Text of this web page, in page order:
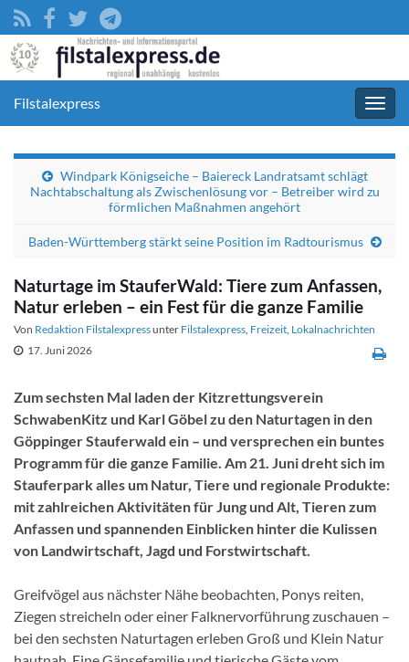
Filstalexpress
Windpark Königseiche – Baiereck Landratsamt schlägt
Nachtabschaltung als Zwischenlösung vor – Betreiber wird zu
förmlichen Maßnahmen angehört
Baden-Württemberg stärkt seine Position im Radtourismus
Naturtage im StauferWald: Tiere zum Anfassen,
Natur erleben – ein Fest für die ganze Familie
Von Redaktion Filstalexpressunter Filstalexpress, Freizeit, Lokalnachrichten
17. Juni 2026
Zum sechsten Mal laden der Kitzrettungsverein
SchwabenKitz und Karl Göbel zu den Naturtagen in den
Göppinger Stauferwald ein – und versprechen ein buntes
Programm für die ganze Familie. Am 21. Juni dreht sich im
Stauferpark alles um Natur, Tiere und regionale Produkte:
mit zahlreichen Aktivitäten für Jung und Alt, Tieren zum
Anfassen und spannenden Einblicken hinter die Kulissen
von Landwirtschaft, Jagd und Forstwirtschaft.
Greifvögel aus nächster Nähe beobachten, Ponys reiten,
Ziegen streicheln oder einer Falknervorführung zuschauen –
bei den sechsten Naturtagen erleben Groß und Klein Natur